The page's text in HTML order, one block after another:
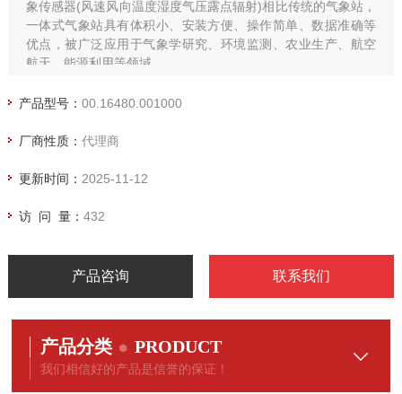
象传感器(风速风向温度湿度气压露点辐射)相比传统的气象站，
一体式气象站具有体积小、安装方便、操作简单、数据准确等
优点，被广泛应用于气象学研究、环境监测、农业生产、航空
航天、能源利用等领域。
产品型号： 00.16480.001000
厂商性质： 代理商
更新时间： 2025-11-12
访 问 量： 432
产品咨询 联系我们
产品分类 PRODUCT
我们相信好的产品是信誉的保证！